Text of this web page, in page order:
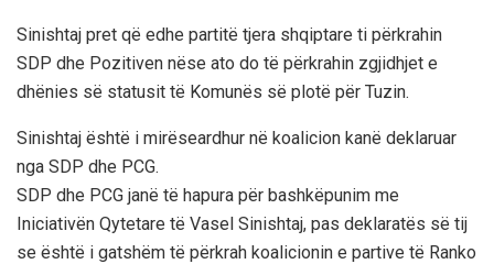
Sinishtaj pret që edhe partitë tjera shqiptare ti përkrahin
SDP dhe Pozitiven nëse ato do të përkrahin zgjidhjet e
dhënies së statusit të Komunës së plotë për Tuzin.
Sinishtaj është i mirëseardhur në koalicion kanë deklaruar
nga SDP dhe PCG.
SDP dhe PCG janë të hapura për bashkëpunim me
Iniciativën Qytetare të Vasel Sinishtaj, pas deklaratës së tij
se është i gatshëm të përkrah koalicionin e partive të Ranko